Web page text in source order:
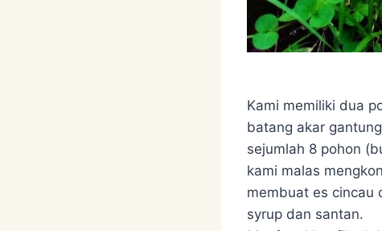
Kami memiliki dua
batang akar
sejumlah 8 pohon
kami malas
membuat es cincau
syrup dan santan.